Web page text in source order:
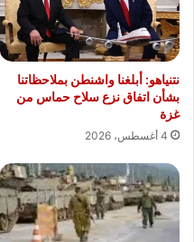
نتنياهو: أبلغنا واشنطن بملاحظاتنا
بشأن اتفاق نزع سلاح حماس من
غزة
4 أغسطس، 2026